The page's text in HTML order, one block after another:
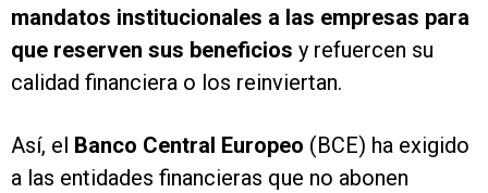
mandatos institucionales a las empresas para
que reserven sus beneficios y refuercen su
calidad financiera o los reinviertan.
Así, el Banco Central Europeo (BCE) ha exigido
a las entidades financieras que no abonen